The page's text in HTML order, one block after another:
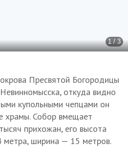
1 / 3
Пресвятой Богородицы
откуда видно
купольными чепцами он
храмы. Собор вмещает
прихожан, его высота
метра, ширина — 15 метров.